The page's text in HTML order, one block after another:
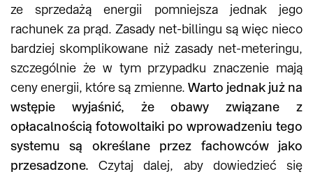
ze sprzedażą energii pomniejsza jednak jego
rachunek za prąd. Zasady net-billingu są więc nieco
bardziej skomplikowane niż zasady net-meteringu,
szczególnie że w tym przypadku znaczenie mają
ceny energii, które są zmienne. Warto jednak już na
wstępie wyjaśnić, że obawy związane z
opłacalnością fotowoltaiki po wprowadzeniu tego
systemu są określane przez fachowców jako
przesadzone.Czytaj dalej, aby dowiedzieć się